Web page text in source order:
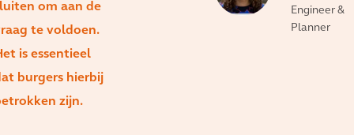
om aan de
te voldoen.
is essentieel
burgers hierbij
zijn.
Engineer &
Planner